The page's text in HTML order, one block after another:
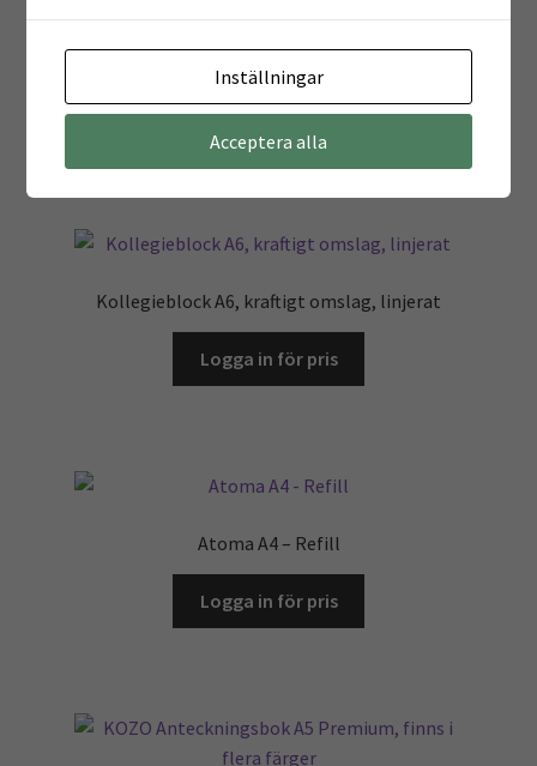
Endast inloggade kunder som har köpt denna produkt får
lämna en recension.
Relaterade produkter
Kollegieblock A6, kraftigt omslag, linjerat
Logga in för pris
Atoma A4 – Refill
Logga in för pris
Inställningar
Acceptera alla